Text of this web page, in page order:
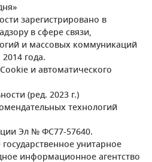
зарегистрировано в
в сфере связи,
и массовых коммуникаций
года.
и автоматического
(ред. 2023 г.)
технологий
Эл № ФС77-57640.
унитарное
информационное агентство